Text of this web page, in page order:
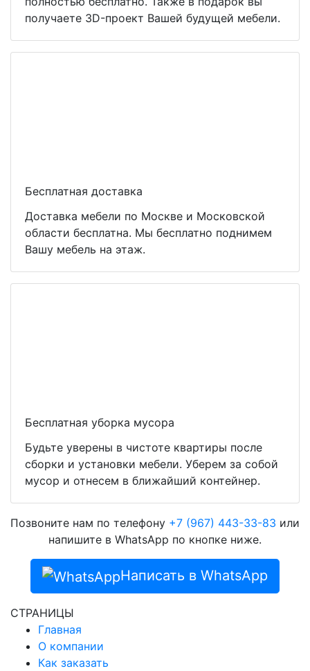
получаете 3D-проект Вашей будущей мебели.
Бесплатная доставка
Доставка мебели по Москве и Московской
области бесплатна. Мы бесплатно поднимем
Вашу мебель на этаж.
Бесплатная уборка мусора
Будьте уверены в чистоте квартиры после
сборки и установки мебели. Уберем за собой
мусор и отнесем в ближайший контейнер.
Позвоните нам по телефону +7 (967) 443-33-83 или
напишите в WhatsApp по кнопке ниже.
Написать в WhatsApp
СТРАНИЦЫ
Главная
О компании
Как заказать